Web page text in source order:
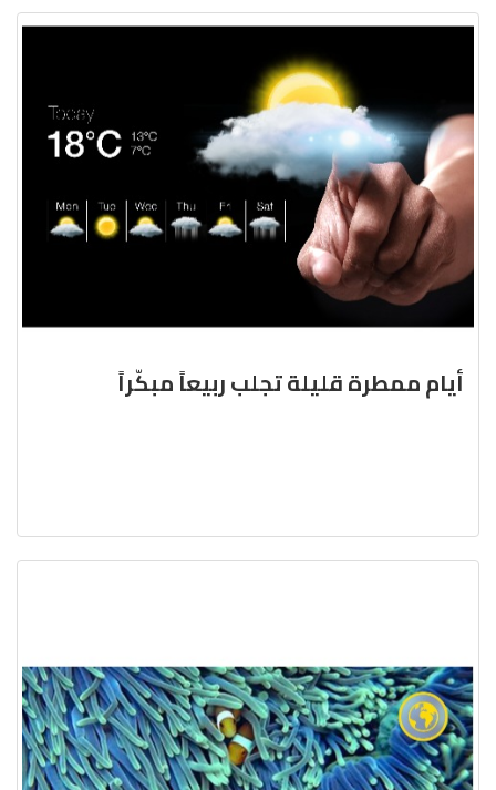
أيام ممطرة قليلة تجلب ربيعاً مبكّراً